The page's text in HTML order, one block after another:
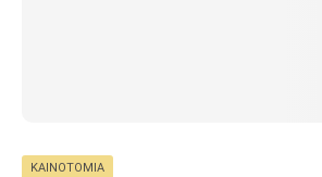
ΚΑΙΝΟΤΟΜΊΑ